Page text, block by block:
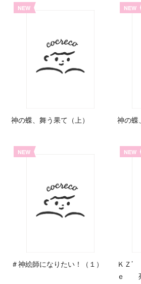
NEW
神の蝶、舞う果て（上）
NEW
神の蝶
NEW
＃神絵師になりたい！（１）
NEW
ＫＺ’
ｅ 死